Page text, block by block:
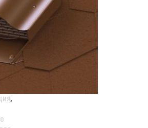
,